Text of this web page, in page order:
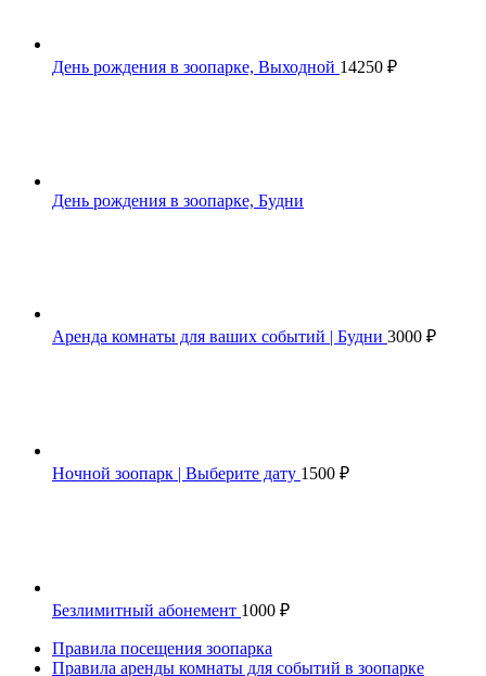
День рождения в зоопарке, Выходной 14250 ₽
День рождения в зоопарке, Будни
Аренда комнаты для ваших событий | Будни 3000 ₽
Ночной зоопарк | Выберите дату 1500 ₽
Безлимитный абонемент 1000 ₽
Правила посещения зоопарка
Правила аренды комнаты для событий в зоопарке